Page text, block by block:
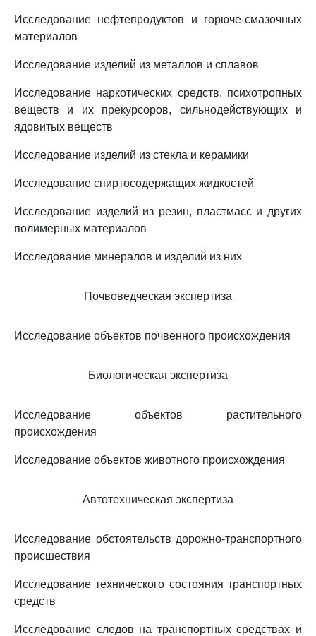
Исследование нефтепродуктов и горюче-смазочных
материалов
Исследование изделий из металлов и сплавов
Исследование наркотических средств, психотропных
веществ и их прекурсоров, сильнодействующих и
ядовитых веществ
Исследование изделий из стекла и керамики
Исследование спиртосодержащих жидкостей
Исследование изделий из резин, пластмасс и других
полимерных материалов
Исследование минералов и изделий из них
Почвоведческая экспертиза
Исследование объектов почвенного происхождения
Биологическая экспертиза
Исследование объектов растительного
происхождения
Исследование объектов животного происхождения
Автотехническая экспертиза
Исследование обстоятельств дорожно-транспортного
происшествия
Исследование технического состояния транспортных
средств
Исследование следов на транспортных средствах и